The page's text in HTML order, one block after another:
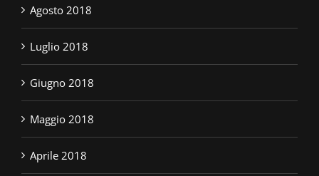
Agosto 2018
Luglio 2018
Giugno 2018
Maggio 2018
Aprile 2018